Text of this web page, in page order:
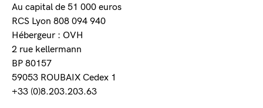
Au capital de 51 000 euros
RCS Lyon 808 094 940
Hébergeur : OVH
2 rue kellermann
BP 80157
59053 ROUBAIX Cedex 1
+33 (0)8.203.203.63